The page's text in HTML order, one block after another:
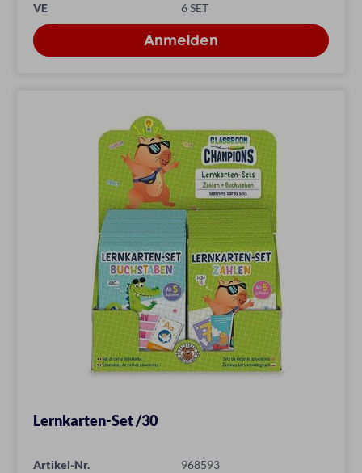
VE
6 SET
Lernkarten-Set /30
Artikel-Nr.
968593